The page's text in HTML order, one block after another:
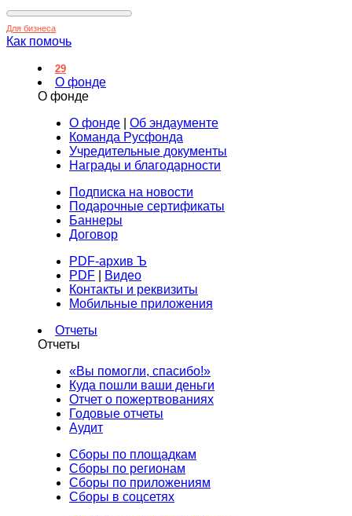
Для бизнеса
Как помочь
29
О фонде
О фонде
О фонде
Об эндаументе
Команда Русфонда
Учредительные документы
Награды и благодарности
Подписка на новости
Подарочные сертификаты
Баннеры
Договор
PDF-архив Ъ
PDF
Видео
Контакты и реквизиты
Мобильные приложения
Отчеты
Отчеты
«Вы помогли, спасибо!»
Куда пошли ваши деньги
Отчет о пожертвованиях
Годовые отчеты
Аудит
Сборы по площадкам
Сборы по регионам
Сборы по приложениям
Сборы в соцсетях